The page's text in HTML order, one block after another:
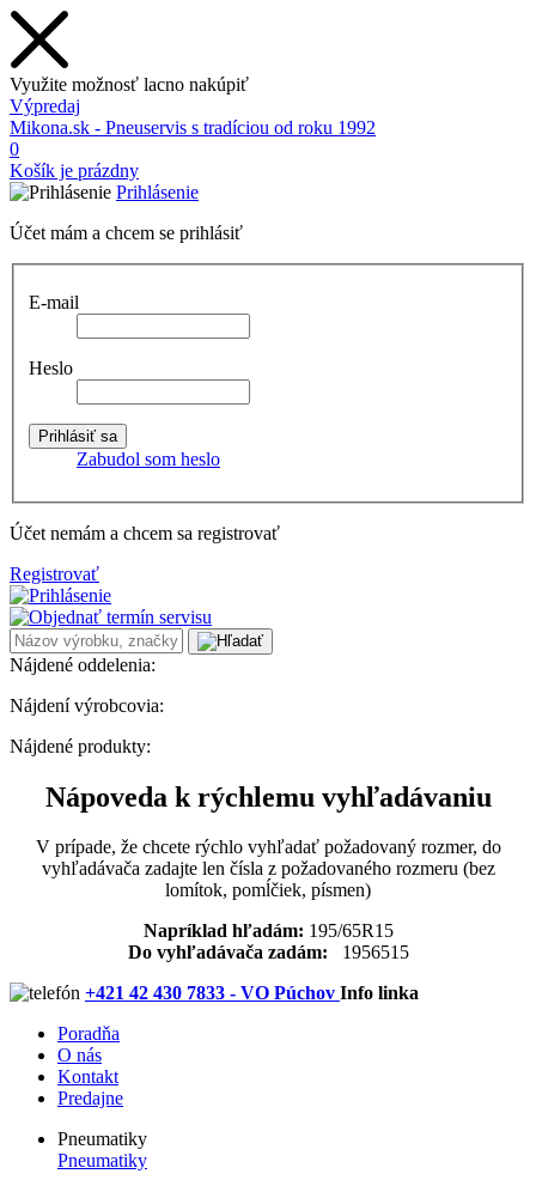
Využite možnosť lacno nakúpiť
Výpredaj
Mikona.sk - Pneuservis s tradíciou od roku 1992
0
Košík je prázdny
Prihlásenie
Účet mám a chcem se prihlásiť
E-mail
Heslo
Zabudol som heslo
Účet nemám a chcem sa registrovať
Registrovať
Nájdené oddelenia:
Nájdení výrobcovia:
Nájdené produkty:
Nápoveda k rýchlemu vyhľadávaniu
V prípade, že chcete rýchlo vyhľadať požadovaný rozmer, do
vyhľadávača zadajte len čísla z požadovaného rozmeru (bez
lomítok, pomĺčiek, písmen)
Napríklad hľadám: 195/65R15
Do vyhľadávača zadám: 1956515
+421 42 430 7833 - VO Púchov Info linka
Poradňa
O nás
Kontakt
Predajne
Pneumatiky
Pneumatiky